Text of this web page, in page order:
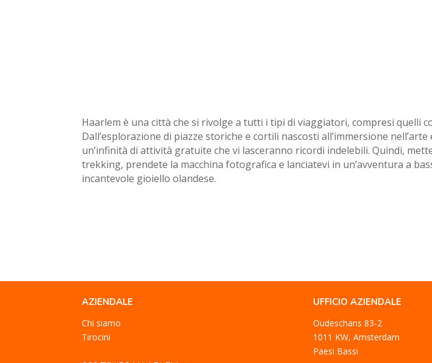
Haarlem è una città che si rivolge a tutti i tipi di viaggiatori, compresi quelli
Dall’esplorazione di piazze storiche e cortili nascosti all’immersione
un’infinità di attività gratuite che vi lasceranno ricordi indelebili. Quindi,
trekking, prendete la macchina fotografica e lanciatevi in un’avventura a
incantevole gioiello olandese.
AZIENDALE
Chi siamo
Tirocini
UFFICIO AZIENDALE
Oudeschans 83-2
1011 KW, Amsterdam
Paesi Bassi